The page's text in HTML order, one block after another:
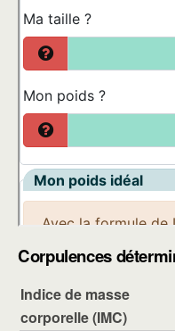
Corpulences
Indice de masse
corporelle (IMC)